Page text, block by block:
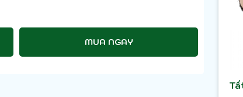
MUA NGAY